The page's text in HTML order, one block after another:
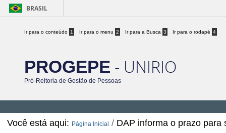
BRASIL
Ir para o conteúdo 1 Ir para o menu 2 Ir para a Busca 3 Ir para o rodapé 4
PROGEPE - UNIRIO
Pró-Reitoria de Gestão de Pessoas
Você está aqui: Página Inicial / DAP informa o prazo para